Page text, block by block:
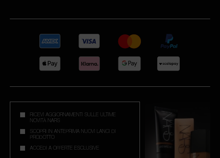
RICEVI AGGIORNAMENTI SULLE ULTIME
NOVITÀ NARS
SCOPRI IN ANTEPRIMA NUOVI LANCI DI
PRODOTTO
ACCEDI A OFFERTE ESCLUSIVE